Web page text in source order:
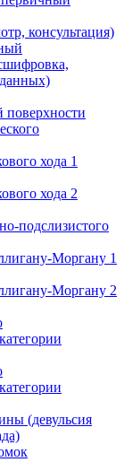
консультация)
поверхности
хода 1
хода 2
подслизистого
Моргану 1
Моргану 2
(девульсия